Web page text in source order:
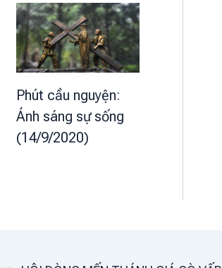
Phút cầu nguyện:
Ánh sáng sự sống
(14/9/2020)